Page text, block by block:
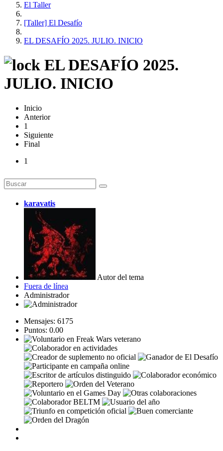
El Taller
[Taller] El Desafío
EL DESAFÍO 2025. JULIO. INICIO
EL DESAFÍO 2025.
JULIO. INICIO
Inicio
Anterior
1
Siguiente
Final
1
karavatis
Autor del tema
Fuera de línea
Administrador
Mensajes: 6175
Puntos: 0.00